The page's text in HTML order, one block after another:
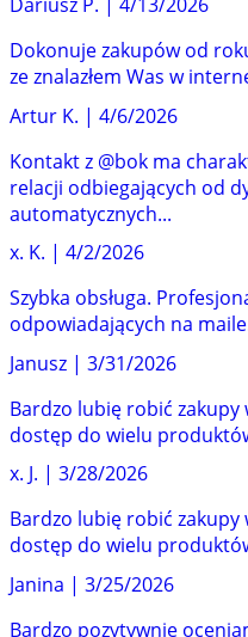
Dokonuje zakupów od
ze znalazłem Was w
Artur K. | 4/6/2026
Kontakt z @bok ma
relacji odbiegających od
automatycznych...
x. K. | 4/2/2026
Szybka obsługa.
odpowiadających na
Janusz | 3/31/2026
Bardzo lubię robić zakupy
dostęp do wielu
x. J. | 3/28/2026
Bardzo lubię robić zakupy
dostęp do wielu
Janina | 3/25/2026
Bardzo pozytywnie